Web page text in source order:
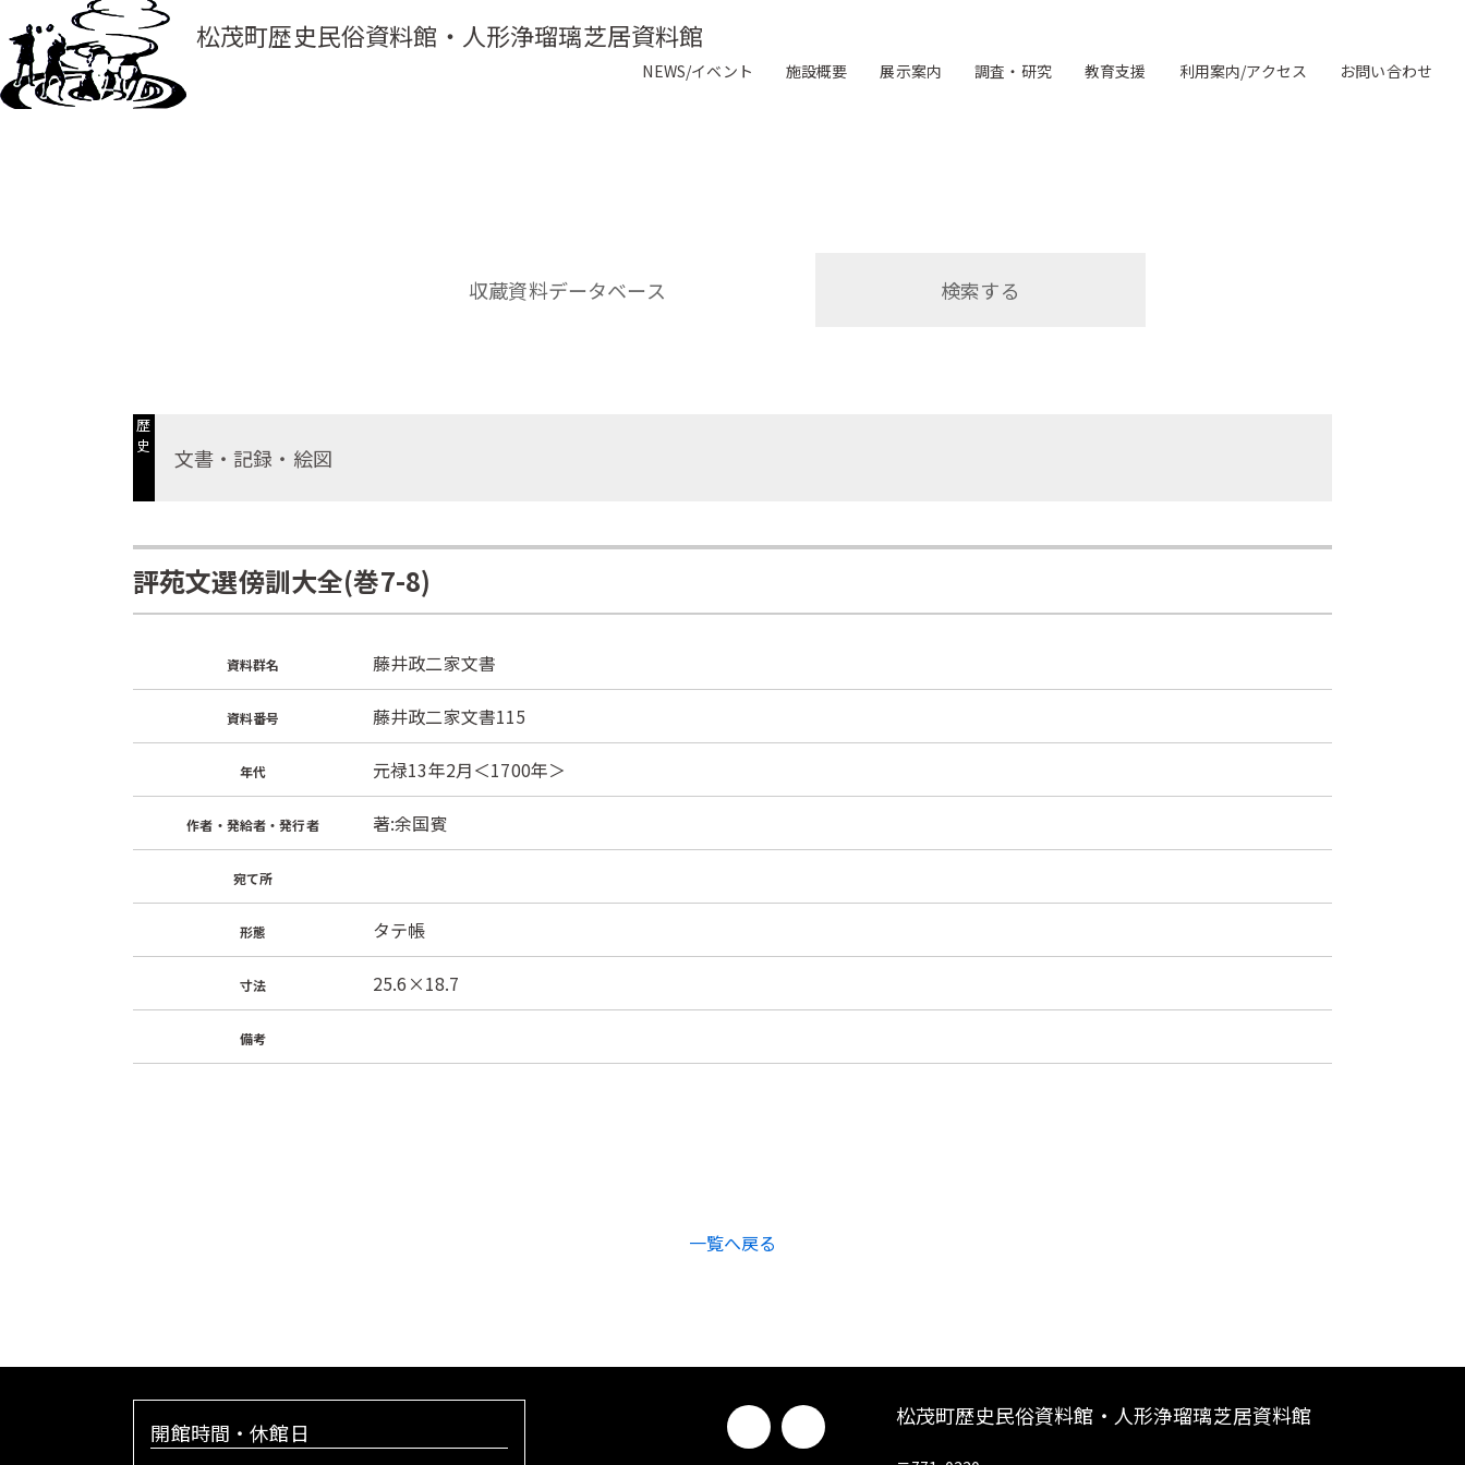
松茂町歴史民俗資料館・人形浄瑠璃芝居資料館
NEWS/イベント 施設概要 展示案内 調査・研究 教育支援 利用案内/アクセス お問い合わせ
収蔵資料データベース 検索する
歴
史
文書・記録・絵図
評苑文選傍訓大全(巻7-8)
資料群名 藤井政二家文書
資料番号 藤井政二家文書115
年代 元禄13年2月＜1700年＞
作者・発給者・発行者 著:余国賓
宛て所
形態 タテ帳
寸法 25.6×18.7
備考
一覧へ戻る
開館時間・休館日
松茂町歴史民俗資料館・人形浄瑠璃芝居資料館